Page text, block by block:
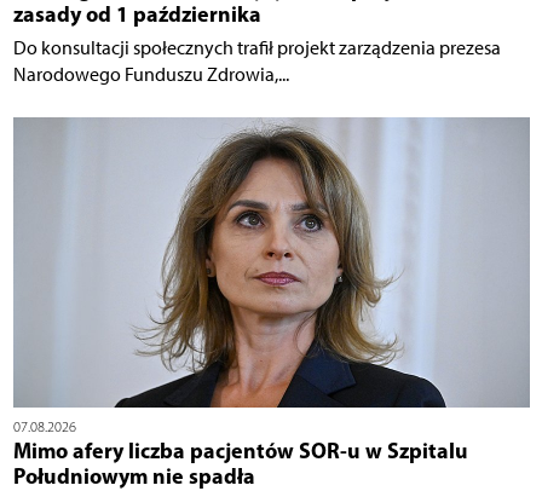
zasady od 1 października
Do konsultacji społecznych trafił projekt zarządzenia prezesa
Narodowego Funduszu Zdrowia,...
07.08.2026
Mimo afery liczba pacjentów SOR-u w Szpitalu
Południowym nie spadła